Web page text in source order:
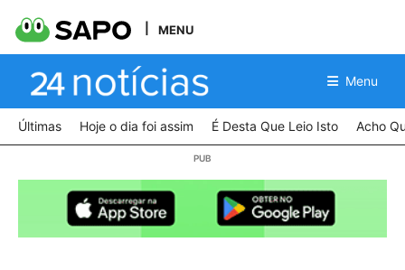
MENU
Menu
Últimas Hoje o dia foi assim É Desta Que Leio Isto Acho